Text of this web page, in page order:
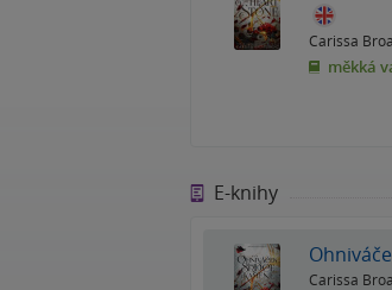
Carissa
měkká
E-knihy
Carissa